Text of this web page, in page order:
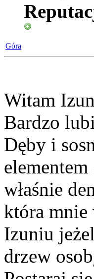
Góra
Witam
Bardzo
Dęby i
właśnie
która mnie
Izuniu
drzew